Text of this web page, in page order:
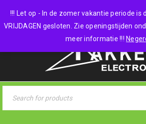
!!! Let op - In de zomer vakantie periode is
VRIJDAGEN gesloten. Zie openingstijden
meer informatie !!!